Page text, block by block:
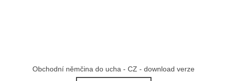
Obchodní němčina do ucha - CZ - download verze